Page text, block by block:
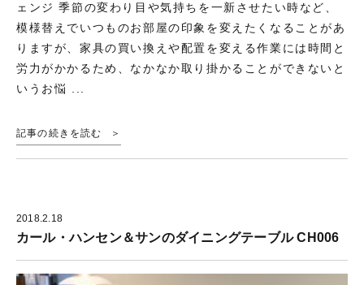
ェンジ 季節の変わり目や気持ちを一新させたい時など、
模様替えでいつものお部屋の印象を変えたくなることがあ
りますが、家具の買い換えや配置を変える作業には時間と
労力がかかるため、なかなか取り掛かることができないと
いうお悩 ...
記事の続きを読む
2018.2.18
カール・ハンセン＆サンのダイニングテーブル CH006